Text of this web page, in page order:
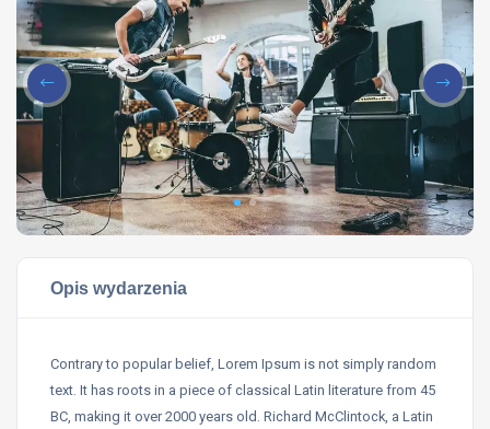
Opis wydarzenia
Contrary to popular belief, Lorem Ipsum is not simply random
text. It has roots in a piece of classical Latin literature from 45
BC, making it over 2000 years old. Richard McClintock, a Latin